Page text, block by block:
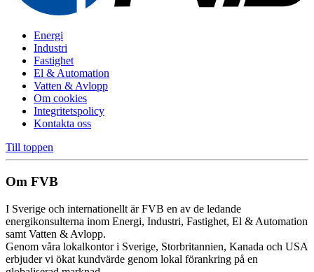
Energi
Industri
Fastighet
El & Automation
Vatten & Avlopp
Om cookies
Integritetspolicy
Kontakta oss
Till toppen
Om FVB
I Sverige och internationellt är FVB en av de ledande
energikonsulterna inom Energi, Industri, Fastighet, El & Automation
samt Vatten & Avlopp.
Genom våra lokalkontor i Sverige, Storbritannien, Kanada och USA
erbjuder vi ökat kundvärde genom lokal förankring på en